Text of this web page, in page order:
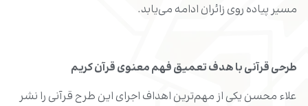
مسیر پیاده روی زائران ادامه می‌یابد.
طرحی قرآنی با هدف تعمیق فهم معنوی قرآن کریم
علاء محسن یکی از مهم‌ترین اهداف اجرای این طرح قرآنی را نشر